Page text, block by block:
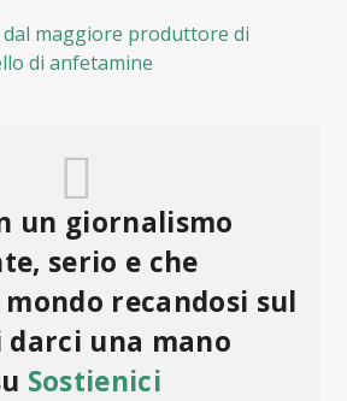
maggiore produttore di
di anfetamine
un giornalismo
serio e che
recandosi sul
darci una mano
Sostienici